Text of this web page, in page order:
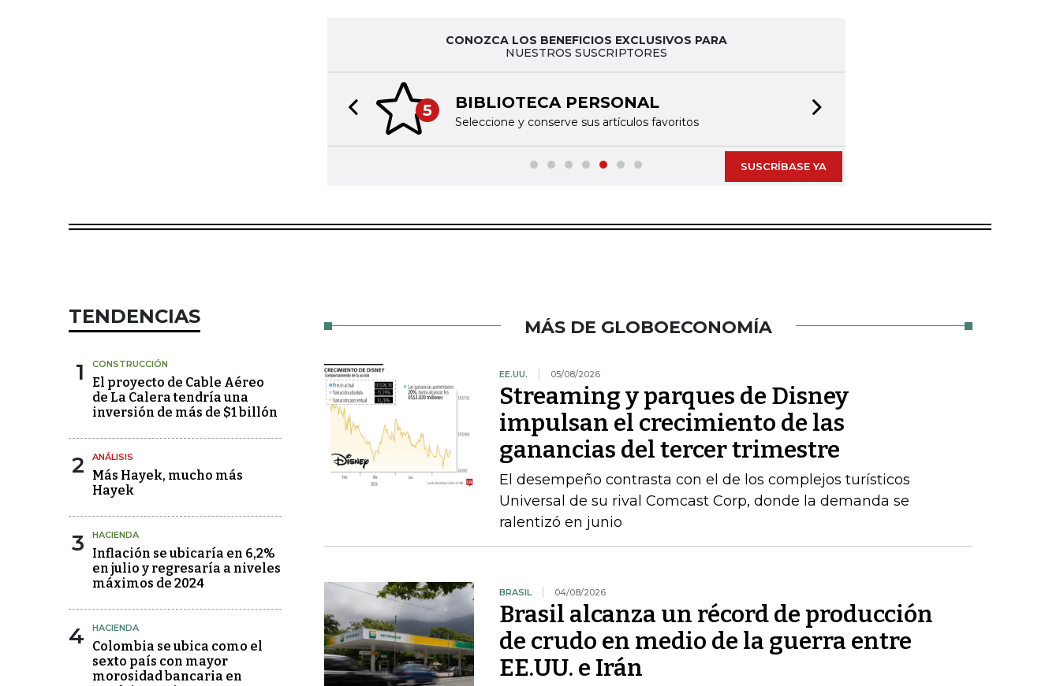
CONOZCA LOS BENEFICIOS EXCLUSIVOS PARA
NUESTROS SUSCRIPTORES
5 BIBLIOTECA PERSONAL
Seleccione y conserve sus artículos favoritos
Previous slide
SUSCRÍBASE YA
TENDENCIAS
1 CONSTRUCCIÓN
El proyecto de Cable Aéreo
de La Calera tendría una
inversión de más de $1 billón
2 ANÁLISIS
Más Hayek, mucho más
Hayek
3 HACIENDA
Inflación se ubicaría en 6,2%
en julio y regresaría a niveles
máximos de 2024
4 HACIENDA
Colombia se ubica como el
sexto país con mayor
morosidad bancaria en
MÁS DE GLOBOECONOMÍA
EE.UU. 05/08/2026
Streaming y parques de Disney
impulsan el crecimiento de las
ganancias del tercer trimestre
El desempeño contrasta con el de los complejos turísticos
Universal de su rival Comcast Corp, donde la demanda se
ralentizó en junio
BRASIL 04/08/2026
Brasil alcanza un récord de producción
de crudo en medio de la guerra entre
EE.UU. e Irán